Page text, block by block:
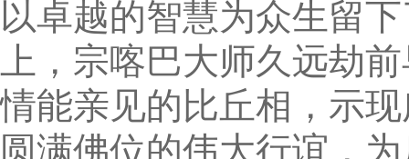
以卓越的智慧为众生留
上，宗喀巴大师久远劫
情能亲见的比丘相，示
圆满佛位的伟大行谊，